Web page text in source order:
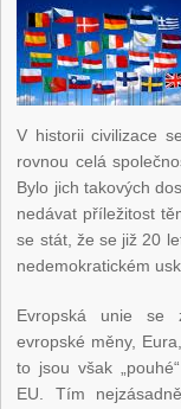
V historii civilizace
rovnou celá
Bylo jich takových
nedávat příležitost
se stát, že se již 20
nedemokratickém
Evropská unie se
evropské měny,
to jsou však
EU. Tím